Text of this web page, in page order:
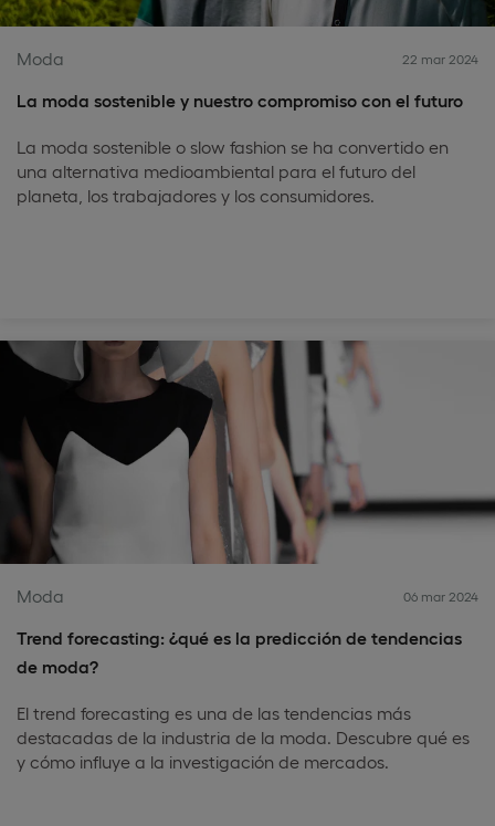
Moda 22 mar 2024
La moda sostenible y nuestro compromiso con el futuro
La moda sostenible o slow fashion se ha convertido en
una alternativa medioambiental para el futuro del
planeta, los trabajadores y los consumidores.
Moda 06 mar 2024
Trend forecasting: ¿qué es la predicción de tendencias
de moda?
El trend forecasting es una de las tendencias más
destacadas de la industria de la moda. Descubre qué es
y cómo influye a la investigación de mercados.